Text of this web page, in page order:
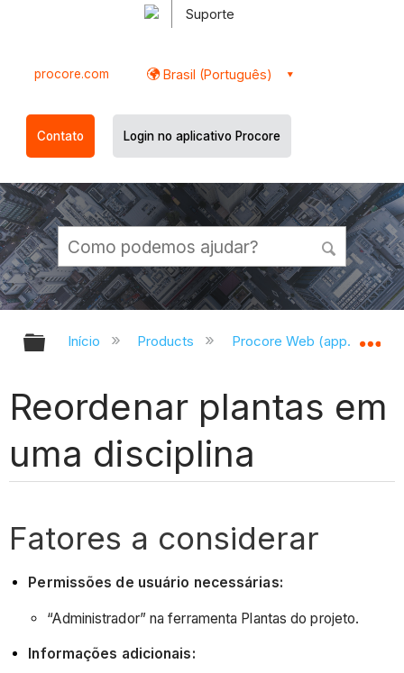
Suporte
procore.com Brasil (Português)
Contato Login no aplicativo Procore
Expandir/recolher hierarquia
Início Products Procore Web
Reordenar plantas em
uma disciplina
Fatores a considerar
Permissões de usuário necessárias:
“Administrador” na ferramenta Plantas do projeto.
Informações adicionais: